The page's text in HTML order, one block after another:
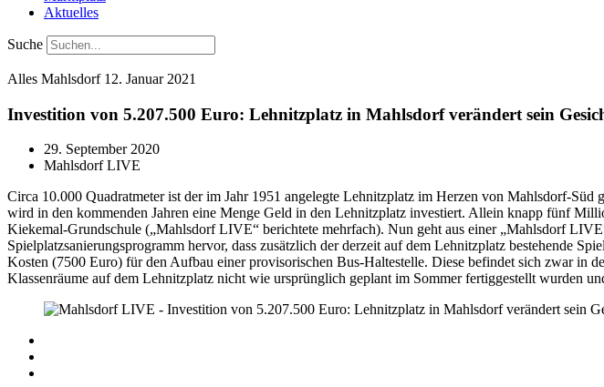
Aktuelles
Suche
Alles Mahlsdorf 12. Januar 2021
Investition von 5.207.500 Euro: Lehnitzplatz in Mahlsdorf verändert sein
29. September 2020
Mahlsdorf LIVE
Circa 10.000 Quadratmeter ist der im Jahr 1951 angelegte Lehnitzplatz im Herzen von Mahlsdorf-
wird in den kommenden Jahren eine Menge Geld in den Lehnitzplatz investiert. Allein knapp fünf
Kiekemal-Grundschule („Mahlsdorf LIVE“ berichtete mehrfach). Nun geht aus einer „Mahlsdorf
Spielplatzsanierungsprogramm hervor, dass zusätzlich der derzeit auf dem Lehnitzplatz bestehende
Kosten (7500 Euro) für den Aufbau einer provisorischen Bus-Haltestelle. Diese befindet sich zwar in
Klassenräume auf dem Lehnitzplatz nicht wie ursprünglich geplant im Sommer fertiggestellt wurden